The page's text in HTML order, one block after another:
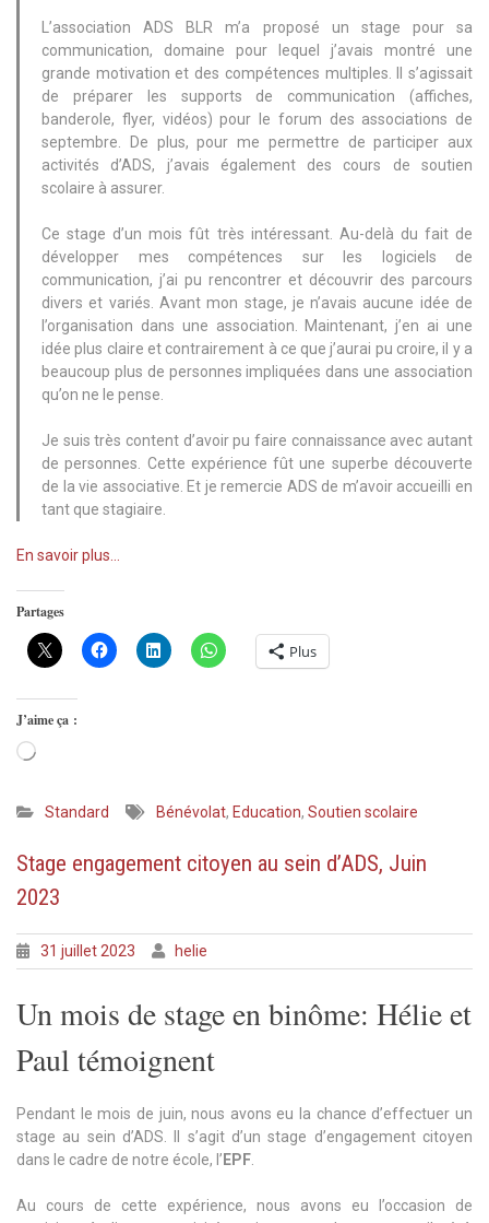
L’association ADS BLR m’a proposé un stage pour sa
communication, domaine pour lequel j’avais montré une
grande motivation et des compétences multiples. Il s’agissait
de préparer les supports de communication (affiches,
banderole, flyer, vidéos) pour le forum des associations de
septembre. De plus, pour me permettre de participer aux
activités d’ADS, j’avais également des cours de soutien
scolaire à assurer.
Ce stage d’un mois fût très intéressant. Au-delà du fait de
développer mes compétences sur les logiciels de
communication, j’ai pu rencontrer et découvrir des parcours
divers et variés. Avant mon stage, je n’avais aucune idée de
l’organisation dans une association. Maintenant, j’en ai une
idée plus claire et contrairement à ce que j’aurai pu croire, il y a
beaucoup plus de personnes impliquées dans une association
qu’on ne le pense.
Je suis très content d’avoir pu faire connaissance avec autant
de personnes. Cette expérience fût une superbe découverte
de la vie associative. Et je remercie ADS de m’avoir accueilli en
tant que stagiaire.
En savoir plus…
Partages
Plus
J’aime ça :
Chargement…
Standard Bénévolat, Education, Soutien scolaire
Stage engagement citoyen au sein d’ADS, Juin
2023
31 juillet 2023 helie
Un mois de stage en binôme: Hélie et
Paul témoignent
Pendant le mois de juin, nous avons eu la chance d’effectuer un
stage au sein d’ADS. Il s’agit d’un stage d’engagement citoyen
dans le cadre de notre école, l’ EPF
Au cours de cette expérience, nous avons eu l’occasion de